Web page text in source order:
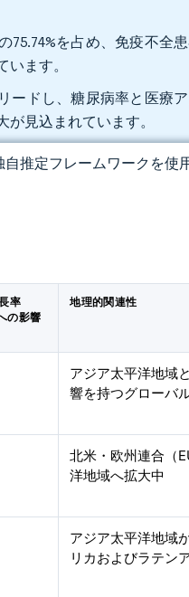
を占め、免疫不全
ます。
ードし、糖尿病率と医療
見込まれています。
推定フレームワークを使
率
の影響
地理的関連性
アジア太平洋地域
響を持つグローバ
北米・欧州連合（
洋地域へ拡大中
アジア太平洋地域
リカおよびラテン